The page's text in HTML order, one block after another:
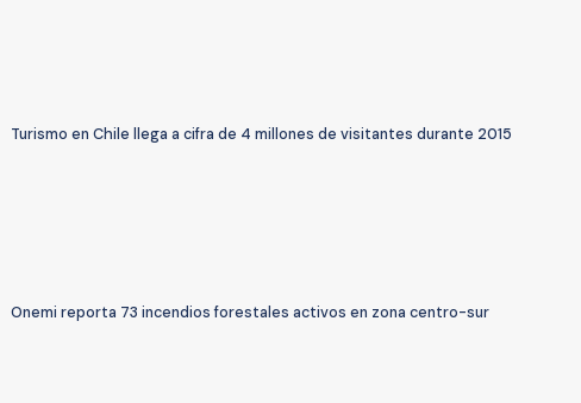
Turismo en Chile llega a cifra de 4 millones de visitantes durante 2015
Onemi reporta 73 incendios forestales activos en zona centro-sur